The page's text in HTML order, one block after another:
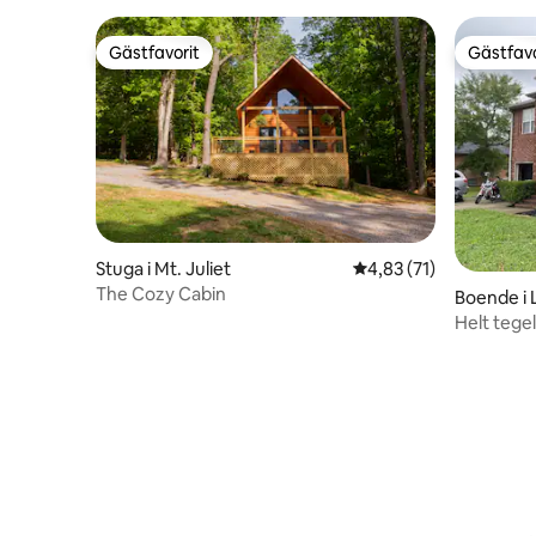
Gästfavorit
Gästfavorit
Stuga i Mt. Juliet 4,83 av 5 i
4,83 (71)
The Cozy Cabin
Boende i
Helt